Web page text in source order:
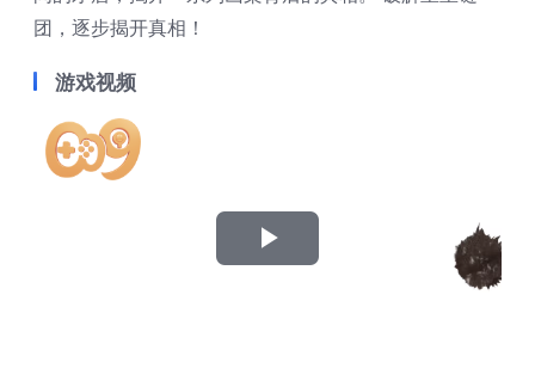
团，逐步揭开真相！
游戏视频
Play